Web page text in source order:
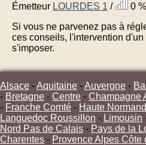
Émetteur LOURDES 1 /
0
Si vous ne parvenez pas à
ces conseils, l'intervention
s'imposer.
Alsace -Aquitaine -Auvergne -
- Bretagne - Centre - Champagne
- Franche Comté - Haute
Languedoc Roussillon - Limousin
Nord Pas de Calais - Pays de la
Charentes - Provence Alpes Côte